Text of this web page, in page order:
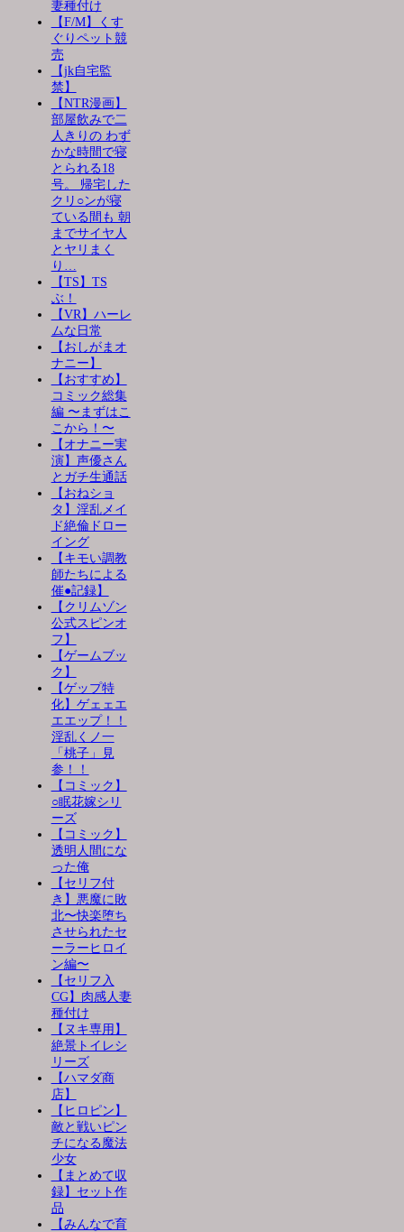
妻種付け
【F/M】くす
ぐりペット競
売
【jk自宅監
禁】
【NTR漫画】
部屋飲みで二
人きりの わず
かな時間で寝
とられる18
号。 帰宅した
クリ○ンが寝
ている間も 朝
までサイヤ人
とヤリまく
り…
【TS】TS
ぶ！
【VR】ハーレ
ムな日常
【おしがまオ
ナニー】
【おすすめ】
コミック総集
編 〜まずはこ
こから！〜
【オナニー実
演】声優さん
とガチ生通話
【おねショ
タ】淫乱メイ
ド絶倫ドロー
イング
【キモい調教
師たちによる
催●記録】
【クリムゾン
公式スピンオ
フ】
【ゲームブッ
ク】
【ゲップ特
化】ゲェェエ
エエップ！！
淫乱くノ一
「桃子」見
参！！
【コミック】
○眠花嫁シリ
ーズ
【コミック】
透明人間にな
った俺
【セリフ付
き】悪魔に敗
北〜快楽堕ち
させられたセ
ーラーヒロイ
ン編〜
【セリフ入
CG】肉感人妻
種付け
【ヌキ専用】
絶景トイレシ
リーズ
【ハマダ商
店】
【ヒロピン】
敵と戦いピン
チになる魔法
少女
【まとめて収
録】セット作
品
【みんなで育